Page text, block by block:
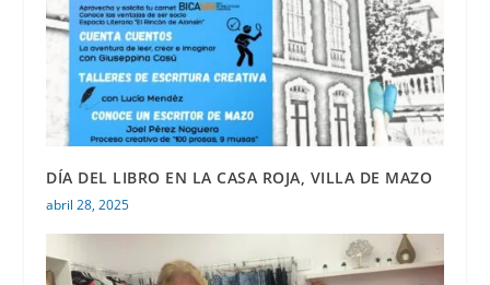
DÍA DEL LIBRO EN LA CASA ROJA, VILLA DE MAZO
abril 28, 2025